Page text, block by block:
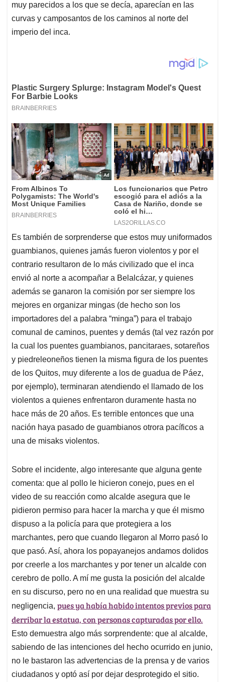
muy parecidos a los que se decía, aparecían en las
curvas y camposantos de los caminos al norte del
imperio del inca.
Es también de sorprenderse que estos muy uniformados
guambianos, quienes jamás fueron violentos y por el
contrario resultaron de lo más civilizado que el inca
envió al norte a acompañar a Belalcázar, y quienes
además se ganaron la comisión por ser siempre los
mejores en organizar mingas (de hecho son los
importadores del a palabra “minga”) para el trabajo
comunal de caminos, puentes y demás (tal vez razón por
la cual los puentes guambianos, pancitaraes, sotareños
y piedreleoneños tienen la misma figura de los puentes
de los Quitos, muy diferente a los de guadua de Páez,
por ejemplo), terminaran atendiendo el llamado de los
violentos a quienes enfrentaron duramente hasta no
hace más de 20 años. Es terrible entonces que una
nación haya pasado de guambianos otrora pacíficos a
una de misaks violentos.
Sobre el incidente, algo interesante que alguna gente
comenta: que al pollo le hicieron conejo, pues en el
video de su reacción como alcalde asegura que le
pidieron permiso para hacer la marcha y que él mismo
dispuso a la policía para que protegiera a los
marchantes, pero que cuando llegaron al Morro pasó lo
que pasó. Así, ahora los popayanejos andamos dolidos
por creerle a los marchantes y por tener un alcalde con
cerebro de pollo. A mí me gusta la posición del alcalde
en su discurso, pero no en una realidad que muestra su
negligencia, pues ya había habido intentos previos para
derribar la estatua, con personas capturadas por ello.
Esto demuestra algo más sorprendente: que al alcalde,
sabiendo de las intenciones del hecho ocurrido en junio,
no le bastaron las advertencias de la prensa y de varios
ciudadanos y optó así por dejar desprotegido el sitio.